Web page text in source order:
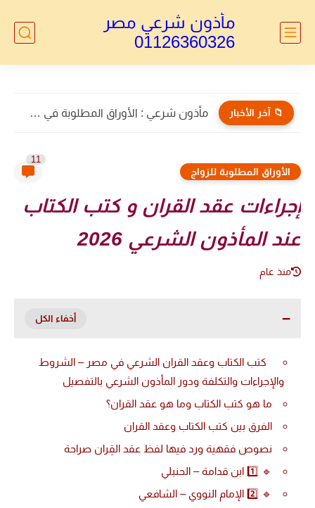
مأذون شرعي مصر
01126360326
📁 آخر الأخبار مأذون الأجانب : توكيل خاص بالطلاق للاجانب
الأوراق المطلوبة للزواج
11
إجراءات عقد القران و كتب الكتاب
عند المأذون الشرعي 2026
منذ عام
كتب الكتاب وعقد القران الشرعي في مصر – الشروط
والإجراءات والتكلفة ودور المأذون الشرعي بالتفصيل
ما هو كتب الكتاب وما هو عقد القران؟
الفرق بين كتب الكتاب وعقد القران
نصوص فقهية ورد فيها لفظ عقد القِران صراحة
🔹 1️⃣ ابن قدامة – الحنبلي
🔹 2️⃣ الإمام النووي – الشافعي